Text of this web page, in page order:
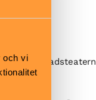
och vi
Stadsteatern